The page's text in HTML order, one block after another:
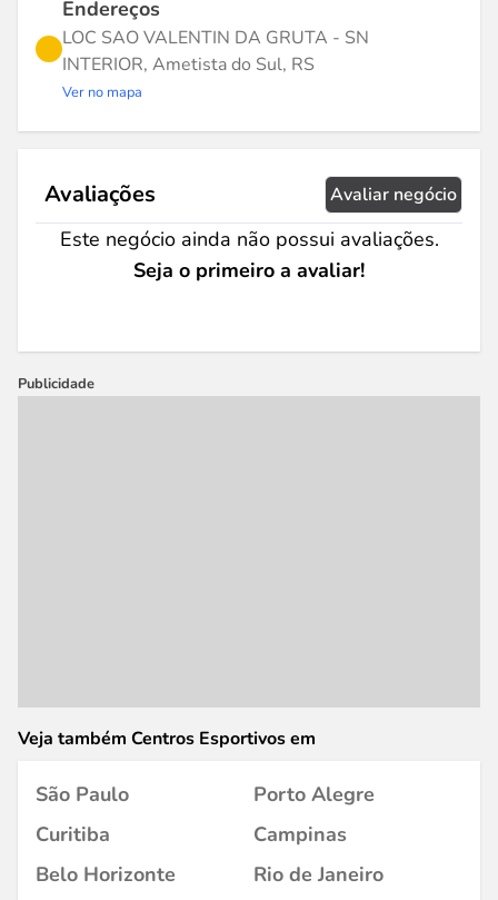
Endereços
LOC SAO VALENTIN DA GRUTA - SN
INTERIOR, Ametista do Sul, RS
Ver no mapa
Avaliações Avaliar negócio
Este negócio ainda não possui avaliações.
Seja o primeiro a avaliar!
Publicidade
Veja também Centros Esportivos em
São Paulo
Porto Alegre
Curitiba
Campinas
Belo Horizonte
Rio de Janeiro